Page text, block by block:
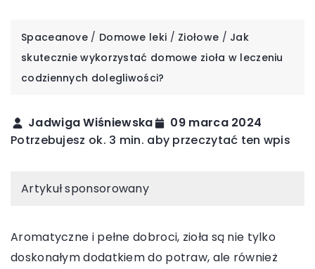
Spaceanove / Domowe leki / Ziołowe / Jak
skutecznie wykorzystać domowe zioła w leczeniu
codziennych dolegliwości?
Jadwiga Wiśniewska
09 marca 2024
Potrzebujesz ok. 3 min. aby przeczytać ten wpis
Artykuł sponsorowany
Aromatyczne i pełne dobroci, zioła są nie tylko
doskonałym dodatkiem do potraw, ale również